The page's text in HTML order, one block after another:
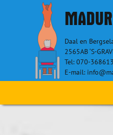
Daal en
2565AB ‘S-
Tel: 070-
E-mail:
Home –